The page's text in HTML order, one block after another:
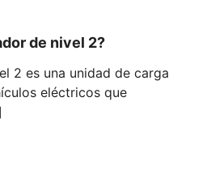
de nivel 2?
2 es una unidad de carga
eléctricos que